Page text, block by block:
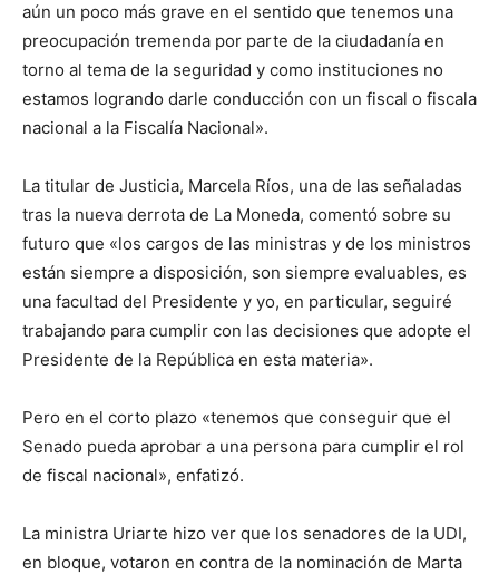
aún un poco más grave en el sentido que tenemos una
preocupación tremenda por parte de la ciudadanía en
torno al tema de la seguridad y como instituciones no
estamos logrando darle conducción con un fiscal o fiscala
nacional a la Fiscalía Nacional».
La titular de Justicia, Marcela Ríos, una de las señaladas
tras la nueva derrota de La Moneda, comentó sobre su
futuro que «los cargos de las ministras y de los ministros
están siempre a disposición, son siempre evaluables, es
una facultad del Presidente y yo, en particular, seguiré
trabajando para cumplir con las decisiones que adopte el
Presidente de la República en esta materia».
Pero en el corto plazo «tenemos que conseguir que el
Senado pueda aprobar a una persona para cumplir el rol
de fiscal nacional», enfatizó.
La ministra Uriarte hizo ver que los senadores de la UDI,
en bloque, votaron en contra de la nominación de Marta